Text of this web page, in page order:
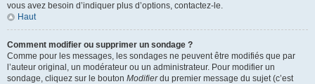
vous avez besoin d’indiquer plus d’options, contactez-le.
Haut
Comment modifier ou supprimer un sondage ?
Comme pour les messages, les sondages ne peuvent être modifiés que par
l’auteur original, un modérateur ou un administrateur. Pour modifier un
sondage, cliquez sur le bouton Modifierdu premier message du sujet (c’est